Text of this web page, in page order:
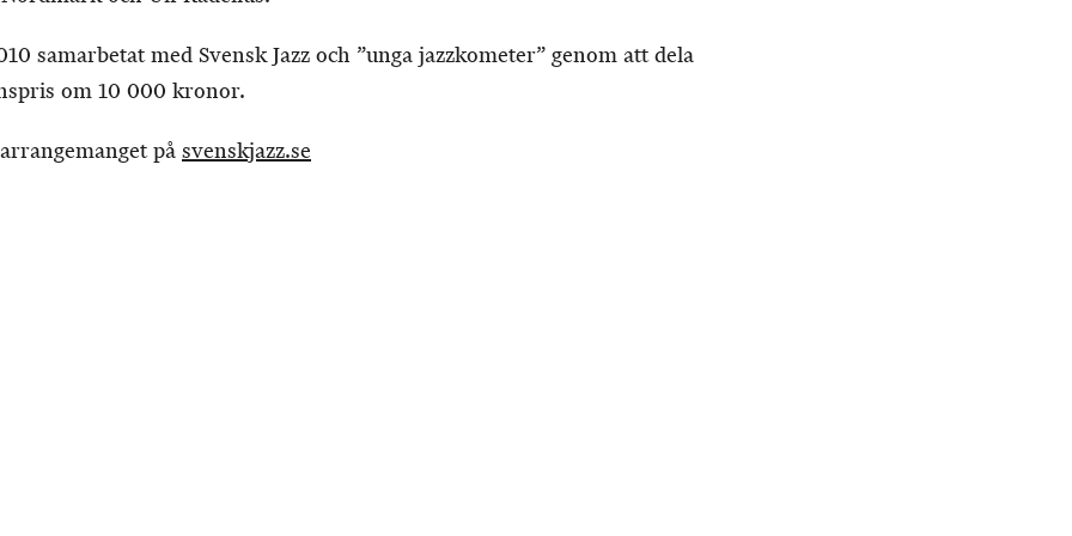
samarbetat med Svensk Jazz och ”unga jazzkometer” genom att dela
om 10 000 kronor.
på svenskjazz.se